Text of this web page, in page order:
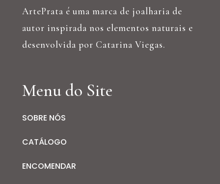
ArtePrata é uma marca de joalharia de
autor inspirada nos elementos naturais e
desenvolvida por Catarina Viegas.
Menu do Site
SOBRE NÓS
CATÁLOGO
ENCOMENDAR